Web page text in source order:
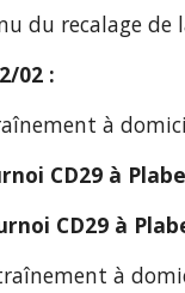
du recalage de
02 :
à
CD29 à
CD29 à
à